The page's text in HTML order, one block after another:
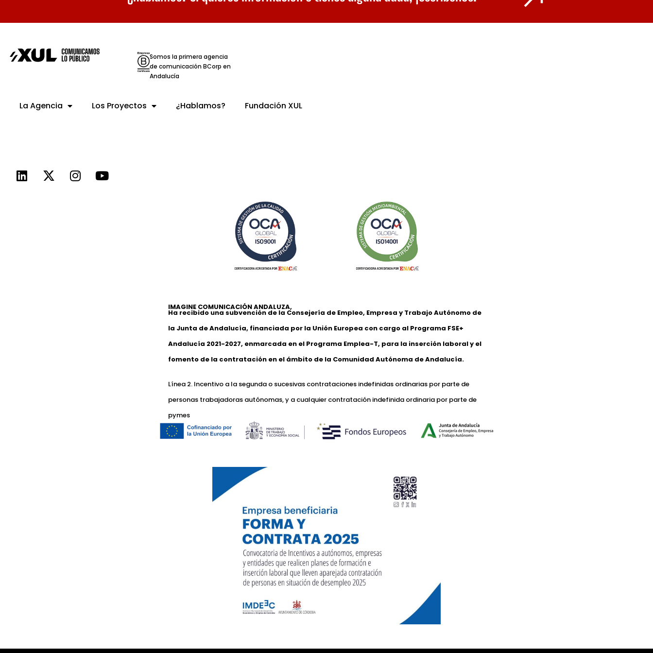
Somos la primera agencia
de comunicación BCorp en
Andalucía
La Agencia Los Proyectos ¿Hablamos? Fundación XUL
IMAGINE COMUNICACIÓN ANDALUZA,
Ha recibido una subvención de la Consejería de Empleo, Empresa y Trabajo Autónomo de
la Junta de Andalucía, financiada por la Unión Europea con cargo al Programa FSE+
Andalucía 2021-2027, enmarcada en el Programa Emplea-T, para la inserción laboral y el
fomento de la contratación en el ámbito de la Comunidad Autónoma de Andalucía.
Línea 2. Incentivo a la segunda o sucesivas contrataciones indefinidas ordinarias por parte de
personas trabajadoras autónomas, y a cualquier contratación indefinida ordinaria por parte de
pymes